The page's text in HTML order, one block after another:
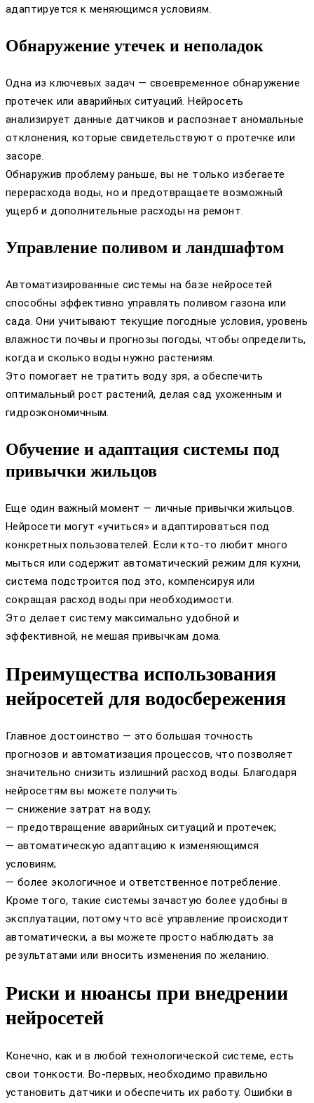
адаптируется к меняющимся условиям.
Обнаружение утечек и неполадок
Одна из ключевых задач — своевременное обнаружение
протечек или аварийных ситуаций. Нейросеть
анализирует данные датчиков и распознает аномальные
отклонения, которые свидетельствуют о протечке или
засоре.
Обнаружив проблему раньше, вы не только избегаете
перерасхода воды, но и предотвращаете возможный
ущерб и дополнительные расходы на ремонт.
Управление поливом и ландшафтом
Автоматизированные системы на базе нейросетей
способны эффективно управлять поливом газона или
сада. Они учитывают текущие погодные условия, уровень
влажности почвы и прогнозы погоды, чтобы определить,
когда и сколько воды нужно растениям.
Это помогает не тратить воду зря, а обеспечить
оптимальный рост растений, делая сад ухоженным и
гидроэкономичным.
Обучение и адаптация системы под
привычки жильцов
Еще один важный момент — личные привычки жильцов.
Нейросети могут «учиться» и адаптироваться под
конкретных пользователей. Если кто-то любит много
мыться или содержит автоматический режим для кухни,
система подстроится под это, компенсируя или
сокращая расход воды при необходимости.
Это делает систему максимально удобной и
эффективной, не мешая привычкам дома.
Преимущества использования
нейросетей для водосбережения
Главное достоинство — это большая точность
прогнозов и автоматизация процессов, что позволяет
значительно снизить излишний расход воды. Благодаря
нейросетям вы можете получить:
— снижение затрат на воду;
— предотвращение аварийных ситуаций и протечек;
— автоматическую адаптацию к изменяющимся
условиям;
— более экологичное и ответственное потребление.
Кроме того, такие системы зачастую более удобны в
эксплуатации, потому что всё управление происходит
автоматически, а вы можете просто наблюдать за
результатами или вносить изменения по желанию.
Риски и нюансы при внедрении
нейросетей
Конечно, как и в любой технологической системе, есть
свои тонкости. Во-первых, необходимо правильно
установить датчики и обеспечить их работу. Ошибки в